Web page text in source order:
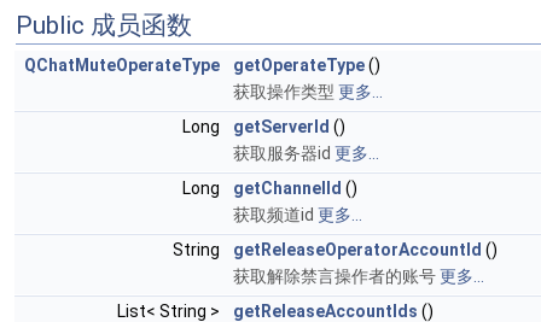
Public 成员函数
QChatMuteOperateType getOperateType()
获取操作类型 更多...
Long
getServerId ()
获取服务器id 更多...
Long
getChannelId ()
获取频道id 更多...
String
getReleaseOperatorAccountId ()
获取解除禁言操作者的账号更多...
List< String >
getReleaseAccountIds ()